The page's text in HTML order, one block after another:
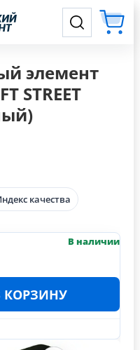
элемент
STREET
качества
В наличии
КОРЗИНУ